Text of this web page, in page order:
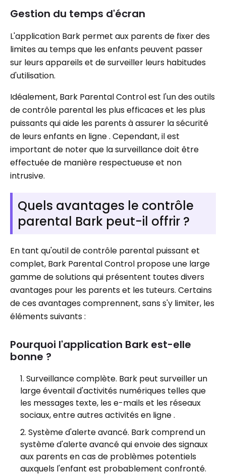
Gestion du temps d'écran
L'application Bark permet aux parents de fixer des
limites au temps que les enfants peuvent passer
sur leurs appareils et de surveiller leurs habitudes
d'utilisation.
Idéalement, Bark Parental Control est l'un des outils
de contrôle parental les plus efficaces et les plus
puissants qui aide les parents à assurer la sécurité
de leurs enfants en ligne . Cependant, il est
important de noter que la surveillance doit être
effectuée de manière respectueuse et non
intrusive.
Quels avantages le contrôle
parental Bark peut-il offrir ?
En tant qu'outil de contrôle parental puissant et
complet, Bark Parental Control propose une large
gamme de solutions qui présentent toutes divers
avantages pour les parents et les tuteurs. Certains
de ces avantages comprennent, sans s'y limiter, les
éléments suivants :
Pourquoi l'application Bark est-elle
bonne ?
Surveillance complète. Bark peut surveiller un
large éventail d'activités numériques telles que
les messages texte, les e-mails et les réseaux
sociaux, entre autres activités en ligne .
Système d'alerte avancé. Bark comprend un
système d'alerte avancé qui envoie des signaux
aux parents en cas de problèmes potentiels
auxquels l'enfant est probablement confronté.